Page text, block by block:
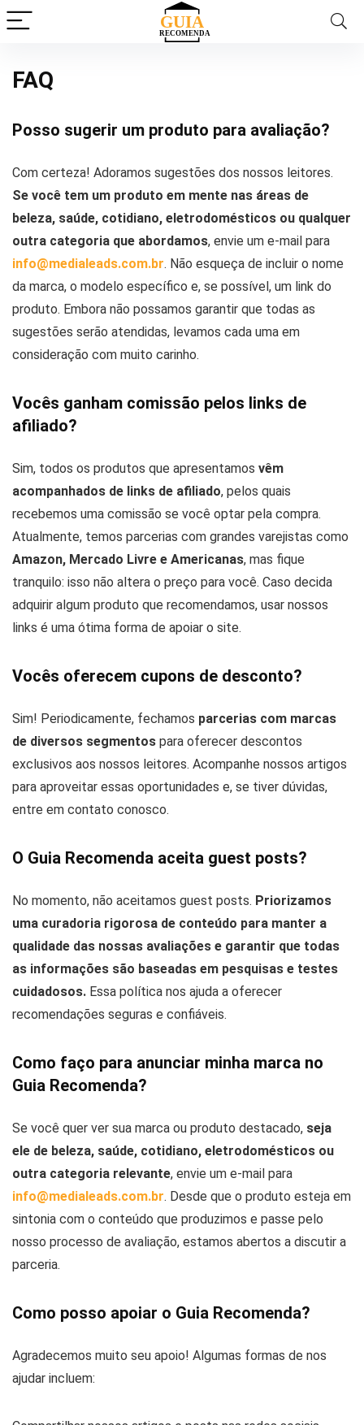
FAQ
Posso sugerir um produto para avaliação?
Com certeza! Adoramos sugestões dos nossos leitores.
Se você tem um produto em mente nas áreas de
beleza, saúde, cotidiano, eletrodomésticos ou qualquer
outra categoria que abordamos, envie um e-mail para
info@medialeads.com.br. Não esqueça de incluir o nome
da marca, o modelo específico e, se possível, um link do
produto. Embora não possamos garantir que todas as
sugestões serão atendidas, levamos cada uma em
consideração com muito carinho.
Vocês ganham comissão pelos links de
afiliado?
Sim, todos os produtos que apresentamos vêm
acompanhados de links de afiliado, pelos quais
recebemos uma comissão se você optar pela compra.
Atualmente, temos parcerias com grandes varejistas como
Amazon, Mercado Livre e Americanas, mas fique
tranquilo: isso não altera o preço para você. Caso decida
adquirir algum produto que recomendamos, usar nossos
links é uma ótima forma de apoiar o site.
Vocês oferecem cupons de desconto?
Sim! Periodicamente, fechamos parcerias com marcas
de diversos segmentos para oferecer descontos
exclusivos aos nossos leitores. Acompanhe nossos artigos
para aproveitar essas oportunidades e, se tiver dúvidas,
entre em contato conosco.
O Guia Recomenda aceita guest posts?
No momento, não aceitamos guest posts. Priorizamos
uma curadoria rigorosa de conteúdo para manter a
qualidade das nossas avaliações e garantir que todas
as informações são baseadas em pesquisas e testes
cuidadosos. Essa política nos ajuda a oferecer
recomendações seguras e confiáveis.
Como faço para anunciar minha marca no
Guia Recomenda?
Se você quer ver sua marca ou produto destacado, seja
ele de beleza, saúde, cotidiano, eletrodomésticos ou
outra categoria relevante, envie um e-mail para
info@medialeads.com.br. Desde que o produto esteja em
sintonia com o conteúdo que produzimos e passe pelo
nosso processo de avaliação, estamos abertos a discutir a
parceria.
Como posso apoiar o Guia Recomenda?
Agradecemos muito seu apoio! Algumas formas de nos
ajudar incluem: